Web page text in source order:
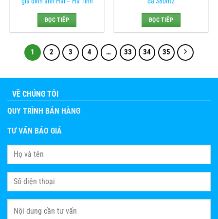
ĐỌC TIẾP ĐỌC TIẾP
1 2 3 4 … 33 34 35
VỀ CHÚNG TÔI
QUY TRÌNH BÁN HÀNG
TƯ VẤN BÁO GIÁ